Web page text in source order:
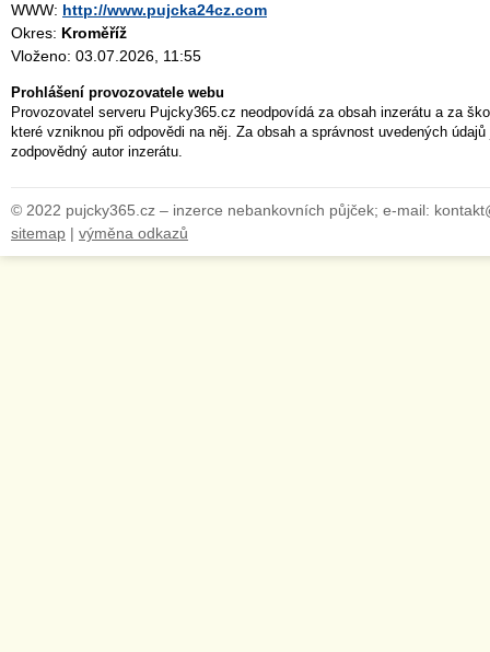
WWW: http://www.pujcka24cz.com
Okres: Kroměříž
Vloženo: 03.07.2026, 11:55
Prohlášení provozovatele webu
Provozovatel serveru Pujcky365.cz neodpovídá za obsah inzerátu a za
které vzniknou při odpovědi na něj. Za obsah a správnost uvedených
zodpovědný autor inzerátu.
© 2022 pujcky365.cz – inzerce nebankovních půjček; e-mail:
sitemap | výměna odkazů